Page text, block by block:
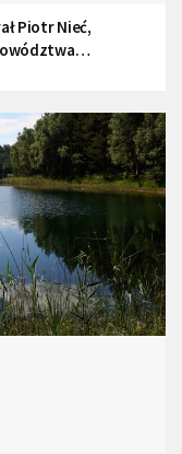
Piotr Nieć,